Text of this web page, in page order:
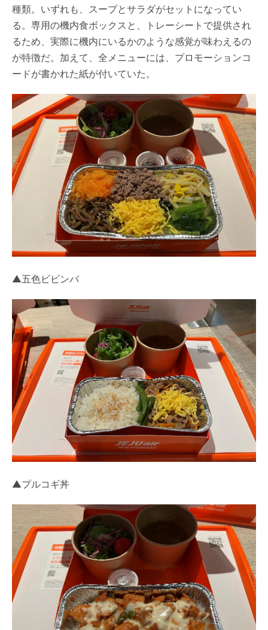
種類。いずれも、スープとサラダがセットになってい
る。専用の機内食ボックスと、トレーシートで提供され
るため、実際に機内にいるかのような感覚が味わえるの
が特徴だ。加えて、全メニューには、プロモーションコ
ードが書かれた紙が付いていた。
▲五色ビビンバ
▲プルコギ丼